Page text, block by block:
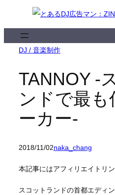
容
を
DJ / 音楽制作
TANNOY -
ンドで最
ーカー-
2018/11/02naka_chang
本記事にはアフィリエイトリ
スコットランドの首都エディ